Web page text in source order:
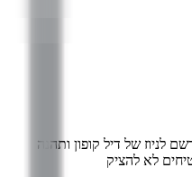
לניוז של דיל קופון ותהנה
לא להציק